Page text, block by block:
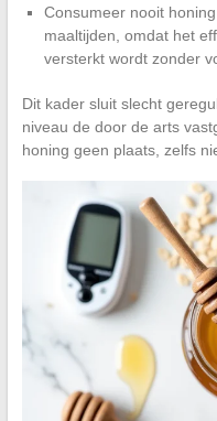
Consumeer nooit
maaltijden, omdat het
versterkt wordt zonder
Dit kader sluit slecht
niveau de door de arts
honing geen plaats, zelfs